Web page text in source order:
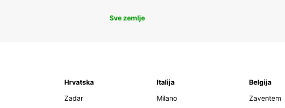
Sve zemlje
Hrvatska
Zadar
Italija
Milano
Belgija
Zaventem